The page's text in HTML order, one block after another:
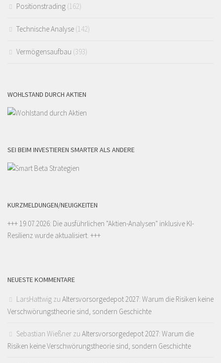
Positionstrading (162)
Technische Analyse (142)
Vermögensaufbau (393)
WOHLSTAND DURCH AKTIEN
SEI BEIM INVESTIEREN SMARTER ALS ANDERE
KURZMELDUNGEN/NEUIGKEITEN
+++ 19.07.2026: Die ausführlichen "Aktien-Analysen" inklusive KI-
Resilienz wurde aktualisiert. +++
NEUESTE KOMMENTARE
LarsHattwig zu Altersvorsorgedepot 2027: Warum die Risiken keine
Verschwörungstheorie sind, sondern Geschichte
Sebastian Wießner zu Altersvorsorgedepot 2027: Warum die
Risiken keine Verschwörungstheorie sind, sondern Geschichte